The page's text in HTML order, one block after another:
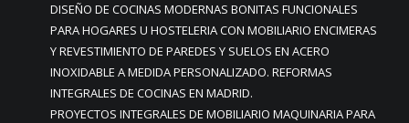
DISEÑO DE COCINAS MODERNAS BONITAS FUNCIONALES
PARA HOGARES U HOSTELERIA CON MOBILIARIO ENCIMERAS
Y REVESTIMIENTO DE PAREDES Y SUELOS EN ACERO
INOXIDABLE A MEDIDA PERSONALIZADO. REFORMAS
INTEGRALES DE COCINAS EN MADRID.
PROYECTOS INTEGRALES DE MOBILIARIO MAQUINARIA PARA